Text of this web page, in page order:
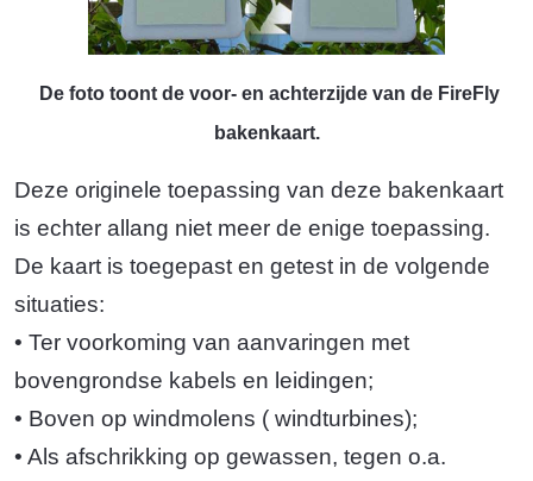
De foto toont de voor- en achterzijde van de FireFly
bakenkaart.
Deze originele toepassing van deze bakenkaart
is echter allang niet meer de enige toepassing.
De kaart is toegepast en getest in de volgende
situaties:
• Ter voorkoming van aanvaringen met
bovengrondse kabels en leidingen;
• Boven op windmolens ( windturbines);
• Als afschrikking op gewassen, tegen o.a.